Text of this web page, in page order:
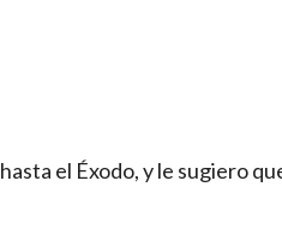
el Éxodo, y le sugiero